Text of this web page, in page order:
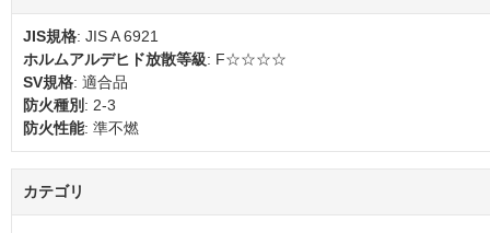
JIS規格: JIS A 6921
ホルムアルデヒド放散等級: F☆☆☆☆
SV規格: 適合品
防火種別 : 2-3
防火性能: 準不燃
カテゴリ